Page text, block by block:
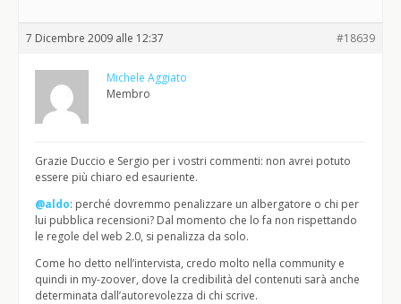
7 Dicembre 2009 alle 12:37 #18639
Michele Aggiato
Membro
Grazie Duccio e Sergio per i vostri commenti: non avrei potuto
essere più chiaro ed esauriente.
@aldo: perché dovremmo penalizzare un albergatore o chi per
lui pubblica recensioni? Dal momento che lo fa non rispettando
le regole del web 2.0, si penalizza da solo.
Come ho detto nell’intervista, credo molto nella community e
quindi in my-zoover, dove la credibilità del contenuti sarà anche
determinata dall’autorevolezza di chi scrive.